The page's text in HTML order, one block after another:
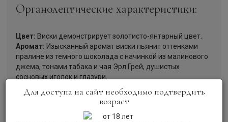
Органолептические характеристики:
Цвет: Виски демонстрирует золотисто-янтарный цвет.
Аромат: Изысканный аромат виски пьянит оттенками
пралине из темного шоколада с начинкой из малинового
джема, тонами табака и чая Эрл Грей, душистых
сосновых иголок и глазури.
Виски покоряет мягким, благородным и
элегантным вкусом с нотками кленового сиропа,
копченого перца чили и засахаренной вишни, долгим и
выразительным послевкусием с нюансами торфа,
Для доступа на сайт необходимо подтвердить
возраст